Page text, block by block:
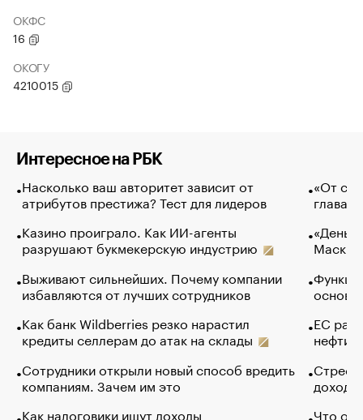
ОКФС
16
ОКОГУ
4210015
Интересное на РБК
Насколько ваш авторитет зависит от
атрибутов престижа? Тест для лидеров
Казино проиграло. Как ИИ-агенты
разрушают букмекерскую индустрию
Выживают сильнейших. Почему компании
избавляются от лучших сотрудников
Как банк Wildberries резко нарастил
кредиты селлерам до атак на склады
Сотрудники открыли новый способ вредить
компаниям. Зачем им это
Как налоговики ищут доходы
«От
глава
Маск в
основ
ЕС
нефти
Что